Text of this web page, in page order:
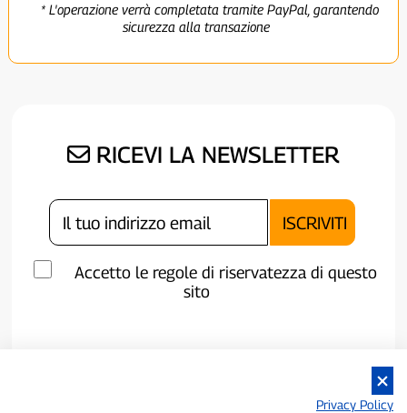
* L'operazione verrà completata tramite PayPal, garantendo
sicurezza alla transazione
RICEVI LA NEWSLETTER
Accetto le regole di riservatezza di questo
sito
Privacy Policy